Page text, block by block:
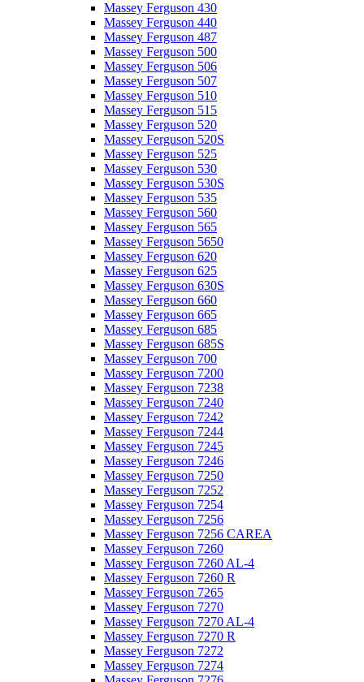
Massey Ferguson 430
Massey Ferguson 440
Massey Ferguson 487
Massey Ferguson 500
Massey Ferguson 506
Massey Ferguson 507
Massey Ferguson 510
Massey Ferguson 515
Massey Ferguson 520
Massey Ferguson 520S
Massey Ferguson 525
Massey Ferguson 530
Massey Ferguson 530S
Massey Ferguson 535
Massey Ferguson 560
Massey Ferguson 565
Massey Ferguson 5650
Massey Ferguson 620
Massey Ferguson 625
Massey Ferguson 630S
Massey Ferguson 660
Massey Ferguson 665
Massey Ferguson 685
Massey Ferguson 685S
Massey Ferguson 700
Massey Ferguson 7200
Massey Ferguson 7238
Massey Ferguson 7240
Massey Ferguson 7242
Massey Ferguson 7244
Massey Ferguson 7245
Massey Ferguson 7246
Massey Ferguson 7250
Massey Ferguson 7252
Massey Ferguson 7254
Massey Ferguson 7256
Massey Ferguson 7256 CAREA
Massey Ferguson 7260
Massey Ferguson 7260 AL-4
Massey Ferguson 7260 R
Massey Ferguson 7265
Massey Ferguson 7270
Massey Ferguson 7270 AL-4
Massey Ferguson 7270 R
Massey Ferguson 7272
Massey Ferguson 7274